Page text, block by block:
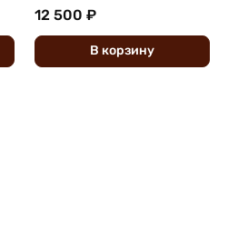
12 500 ₽
В корзину